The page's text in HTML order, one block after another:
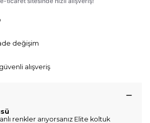
değişim
alışveriş
renkler arıyorsanız Elite koltuk